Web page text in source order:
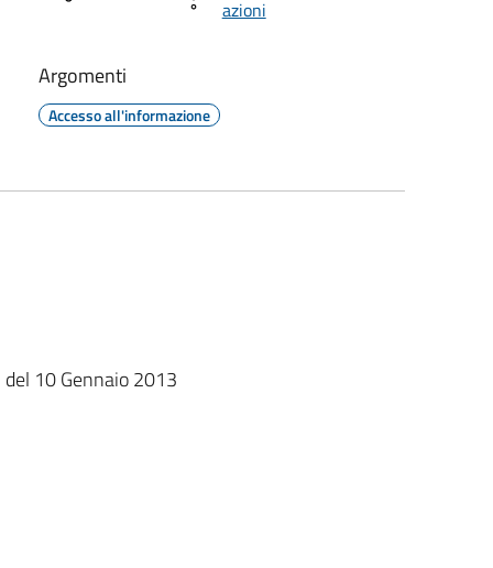
azioni
Argomenti
Accesso all'informazione
10 Gennaio 2013